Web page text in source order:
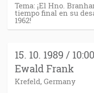
Tema: ¡El Hno.
tiempo final en su
1962!
15. 10. 1989 / 10:00
Ewald Frank
Krefeld, Germany